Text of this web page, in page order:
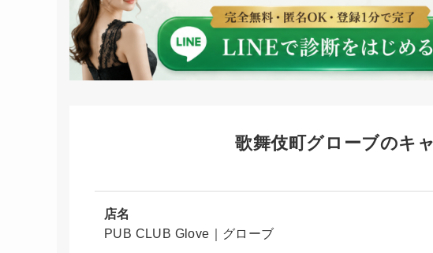
歌舞伎町グローブのキ
店名
PUB CLUB Glove｜グローブ